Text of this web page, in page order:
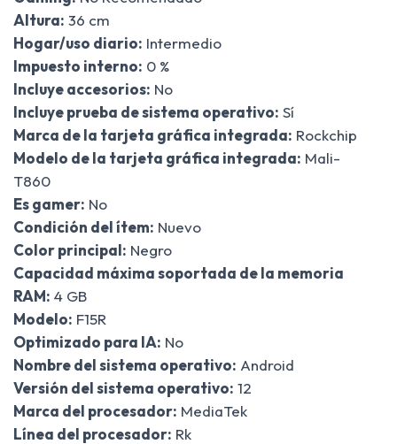
Altura: 36 cm
Hogar/uso diario: Intermedio
Impuesto interno: 0 %
Incluye accesorios: No
Incluye prueba de sistema operativo: Sí
Marca de la tarjeta gráfica integrada: Rockchip
Modelo de la tarjeta gráfica integrada: Mali-
T860
Es gamer: No
Condición del ítem: Nuevo
Color principal: Negro
Capacidad máxima soportada de la memoria
RAM: 4 GB
Modelo: F15R
Optimizado para IA: No
Nombre del sistema operativo: Android
Versión del sistema operativo: 12
Marca del procesador: MediaTek
Línea del procesador: Rk